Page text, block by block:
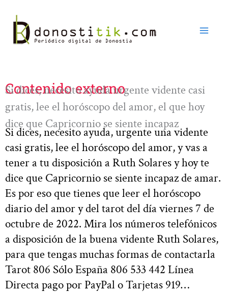
contenido
Contenido externo
Si dices, necesito ayuda urgente vidente casi
gratis, lee el horóscopo del amor, el que hoy
dice que Capricornio se siente incapaz
Si dices, necesito ayuda, urgente una vidente
casi gratis, lee el horóscopo del amor, y vas a
tener a tu disposición a Ruth Solares y hoy te
dice que Capricornio se siente incapaz de amar.
Es por eso que tienes que leer el horóscopo
diario del amor y del tarot del día viernes 7 de
octubre de 2022. Mira los números telefónicos
a disposición de la buena vidente Ruth Solares,
para que tengas muchas formas de contactarla
Tarot 806 Sólo España 806 533 442 Línea
Directa pago por PayPal o Tarjetas 919…